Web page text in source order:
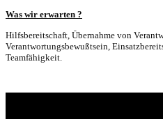
Was wir erwarten ?
Hilfsbereitschaft, Übernahme von
Verantwortungsbewußtsein,
Teamfähigkeit.